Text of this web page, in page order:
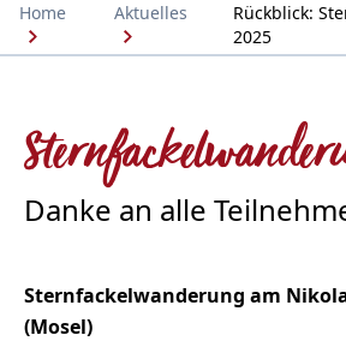
Home Aktuelles
Rückblick:
2025
Danke an alle
Sternfackelwanderung am
(Mosel)